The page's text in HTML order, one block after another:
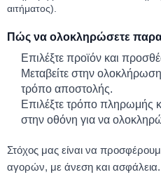
αιτήματος).
Πώς να ολοκληρώσετε
Επιλέξτε προϊόν και
Μεταβείτε στην
τρόπο αποστολής.
Επιλέξτε τρόπο πληρωμής
στην οθόνη για να
Στόχος μας είναι να
αγορών, με άνεση και ασφάλεια.